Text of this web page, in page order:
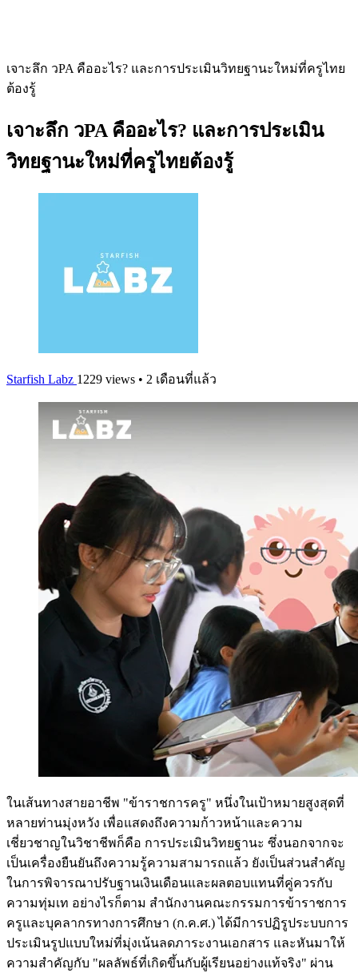
เจาะลึก วPA คืออะไร? และการประเมินวิทยฐานะใหม่ที่ครูไทย
ต้องรู้
เจาะลึก วPA คืออะไร? และการประเมิน
วิทยฐานะใหม่ที่ครูไทยต้องรู้
Starfish Labz 1229 views • 2 เดือนที่แล้ว
ในเส้นทางสายอาชีพ "ข้าราชการครู" หนึ่งในเป้าหมายสูงสุดที่
หลายท่านมุ่งหวัง เพื่อแสดงถึงความก้าวหน้าและความ
เชี่ยวชาญในวิชาชีพก็คือ การประเมินวิทยฐานะ ซึ่งนอกจากจะ
เป็นเครื่องยืนยันถึงความรู้ความสามารถแล้ว ยังเป็นส่วนสำคัญ
ในการพิจารณาปรับฐานเงินเดือนและผลตอบแทนที่คู่ควรกับ
ความทุ่มเท อย่างไรก็ตาม สำนักงานคณะกรรมการข้าราชการ
ครูและบุคลากรทางการศึกษา (ก.ค.ศ.) ได้มีการปฏิรูประบบการ
ประเมินรูปแบบใหม่ที่มุ่งเน้นลดภาระงานเอกสาร และหันมาให้
ความสำคัญกับ "ผลลัพธ์ที่เกิดขึ้นกับผู้เรียนอย่างแท้จริง" ผ่าน